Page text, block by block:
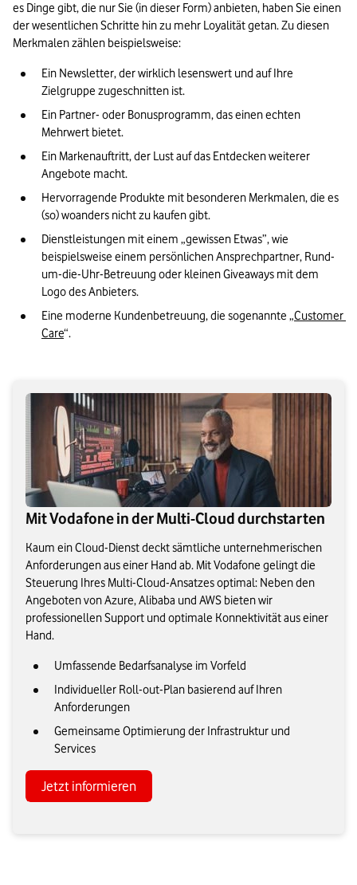
es Dinge gibt, die nur Sie (in dieser Form) anbieten, haben Sie einen
der wesentlichen Schritte hin zu mehr Loyalität getan. Zu diesen
Merkmalen zählen beispielsweise:
Ein Newsletter, der wirklich lesenswert und auf Ihre
Zielgruppe zugeschnitten ist.
Ein Partner- oder Bonusprogramm, das einen echten
Mehrwert bietet.
Ein Markenauftritt, der Lust auf das Entdecken weiterer
Angebote macht.
Hervorragende Produkte mit besonderen Merkmalen, die es
(so) woanders nicht zu kaufen gibt.
Dienstleistungen mit einem „gewissen Etwas”, wie
beispielsweise einem persönlichen Ansprechpartner, Rund-
um-die-Uhr-Betreuung oder kleinen Giveaways mit dem
Logo des Anbieters.
Eine moderne Kundenbetreuung, die sogenannte „Customer
Care“.
Mit Vodafone in der Multi-Cloud durchstarten
Kaum ein Cloud-Dienst deckt sämtliche unternehmerischen
Anforderungen aus einer Hand ab. Mit Vodafone gelingt die
Steuerung Ihres Multi-Cloud-Ansatzes optimal: Neben den
Angeboten von Azure, Alibaba und AWS bieten wir
professionellen Support und optimale Konnektivität aus einer
Hand.
Umfassende Bedarfsanalyse im Vorfeld
Individueller Roll-out-Plan basierend auf Ihren
Anforderungen
Gemeinsame Optimierung der Infrastruktur und
Services
Jetzt informieren